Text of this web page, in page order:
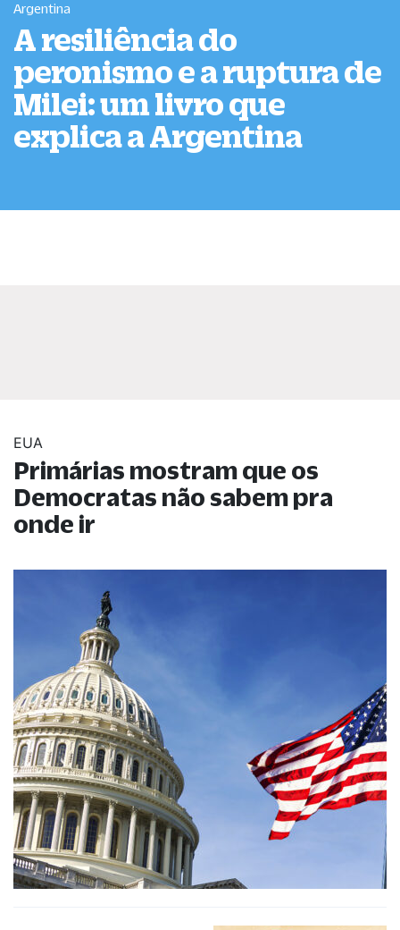
Argentina
A resiliência do
peronismo e a ruptura de
Milei: um livro que
explica a Argentina
EUA
Primárias mostram que os
Democratas não sabem pra
onde ir